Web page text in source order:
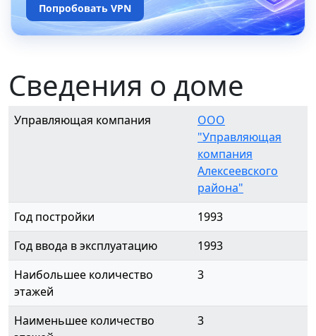
Попробовать VPN
Сведения о доме
Управляющая компания
ООО
"Управляющая
компания
Алексеевского
района"
Год постройки
1993
Год ввода в эксплуатацию
1993
Наибольшее количество
этажей
3
Наименьшее количество
3